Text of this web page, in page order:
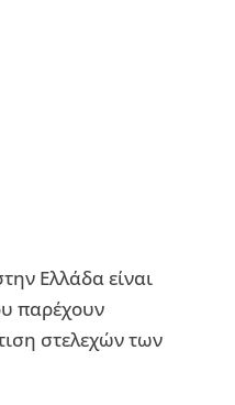
Ελλάδα είναι
παρέχουν
στελεχών των